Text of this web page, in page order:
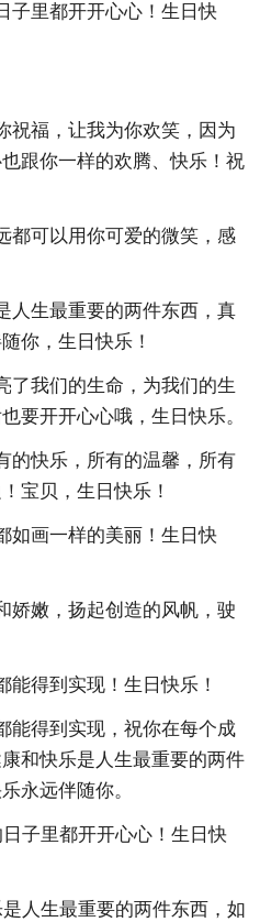
子里都开开心心！生日快
祝福，让我为你欢笑，因为
跟你一样的欢腾、快乐！祝
都可以用你可爱的微笑，感
人生最重要的两件东西，真
你，生日快乐！
了我们的生命，为我们的生
要开开心心哦，生日快乐。
的快乐，所有的温馨，所有
宝贝，生日快乐！
如画一样的美丽！生日快
娇嫩，扬起创造的风帆，驶
能得到实现！生日快乐！
能得到实现，祝你在每个成
和快乐是人生最重要的两件
永远伴随你。
子里都开开心心！生日快
人生最重要的两件东西，如